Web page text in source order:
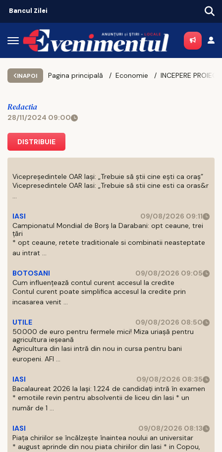
INAPOI Pagina principală Economie
Redactia
28/11/2024 09:00
DISTRIBUIE
Vicepreședintele OAR Iași: „Trebuie să știi cine ești ca oraș”
Vicepresedintele OAR Iasi: „Trebuie să stii cine esti ca oras&r
...
IASI
09/08/2026 09:11
Campionatul Mondial de Borș la Darabani: opt ceaune, trei
țări
* opt ceaune, retete traditionale si combinatii neasteptate
au intrat ...
BOTOSANI
09/08/2026 09:05
Cum influențează contul curent accesul la credite
Contul curent poate simplifica accesul la credite prin
incasarea venit ...
UTILE
09/08/2026 08:50
50.000 de euro pentru fermele mici! Miza uriașă pentru
agricultura ieșeană
Agricultura din Iasi intră din nou in cursa pentru bani
europeni. AFI ...
IASI
09/08/2026 08:35
Bacalaureat 2026 la Iași: 1.224 de candidați intră în examen
* emotiile revin pentru absolventii de liceu din Iasi * un
număr de 1 ...
IASI
09/08/2026 08:13
Piața chiriilor se încălzește înaintea noului an universitar
* august aprinde din nou piata chiriilor din Iasi * in Copou,